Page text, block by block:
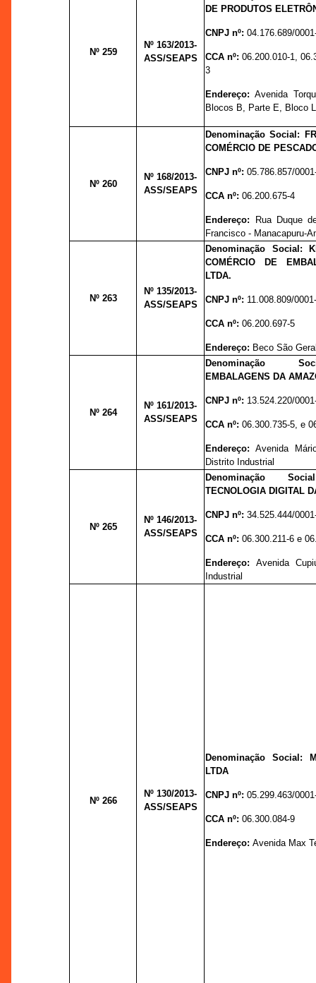
Nº 259
Nº 163/2013-
ASS/SEAPS
DE PRODUTOS
CNPJ nº:04.176.689/
CCA nº:06.200.010-1,
3
Endereço:Avenida
Blocos B, Parte E, Bloco
Nº 260
Nº 168/2013-
ASS/SEAPS
Denominação Social:
COMÉRCIO DE
CNPJ nº:05.786.857/
CCA nº:06.200.675-4
Endereço:
Rua Duque
Francisco - Manacapuru-
Nº 263
Nº 135/2013-
ASS/SEAPS
Denominação Social:
COMÉRCIO DE
LTDA.
CNPJ nº: 11.008.809/
CCA nº:06.200.697-5
Endereço: Beco São
Nº 264
Nº 161/2013-
ASS/SEAPS
Denominação
EMBALAGENS DA
CNPJ nº: 13.524.220/
CCA nº:06.300.735-5, e
Endereço:Avenida
Distrito Industrial
Nº 265
Nº 146/2013-
ASS/SEAPS
Denominação
TECNOLOGIA DIGITAL
CNPJ nº:34.525.444/
CCA nº:06.300.211-6 e
Endereço:Avenida
Industrial
Nº 266
Nº 130/2013-
ASS/SEAPS
Denominação Social:
LTDA
CNPJ nº:05.299.463/
CCA nº:06.300.084-9
Endereço:Avenida Max